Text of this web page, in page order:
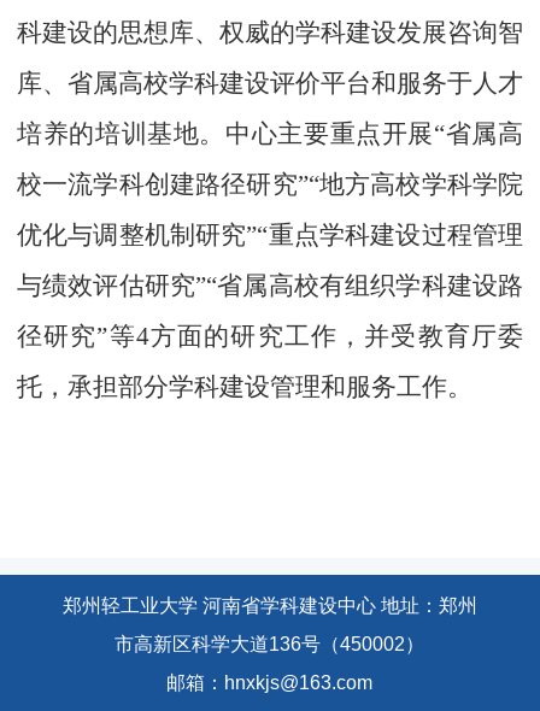
科建设的思想库、权威的学科建设发展咨询智
库、省属高校学科建设评价平台和服务于人才
培养的培训基地。 中心主要重点开展“省属高
校一流学科创建路径研究”“地方高校学科学院
优化与调整机制研究”“重点学科建设过程管理
与绩效评估研究”“省属高校有组织学科建设路
径研究”等4方面的研究工作，并受教育厅委
托， 承担部分学科建设管理和服务工作。
郑州轻工业大学 河南省学科建设中心 地址：郑州
市高新区科学大道136号（450002）
邮箱：hnxkjs@163.com